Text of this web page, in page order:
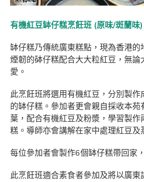
有機紅豆缽仔糕烹飪班 (原味/斑蘭味)
缽仔糕乃傳統廣東糕點，現為香港的
煙韌的砵仔糕配合大大粒紅豆，無論
愛。
此烹飪班將選用有機紅豆，分別製作
的缽仔糕。參加者更會親自採收本
葉，配合有機紅豆及粉漿，學習製作
糕。導師亦會講解在家中處理紅豆及
每位參加者會製作6個缽仔糕帶回家
此烹飪班適合素食者參加及將以廣東